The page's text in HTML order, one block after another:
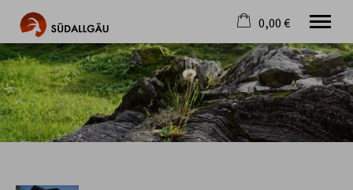
Die schönste Seite im Allgäu
Aktuell
Destination
Gastgeber
0,00 €
×
Warenkorb ist leer